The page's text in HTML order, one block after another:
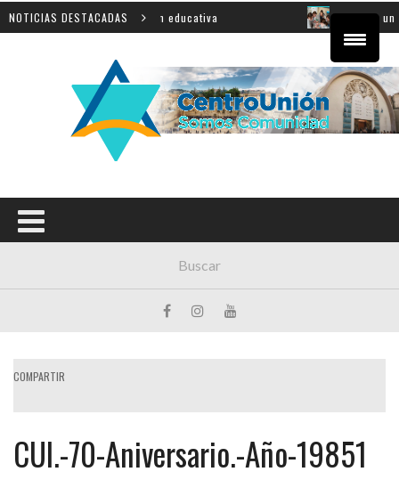
NOTICIAS DESTACADAS
sobre innovación educativa Shahak: una
COMPARTIR
CUI.-70-Aniversario.-Año-19851